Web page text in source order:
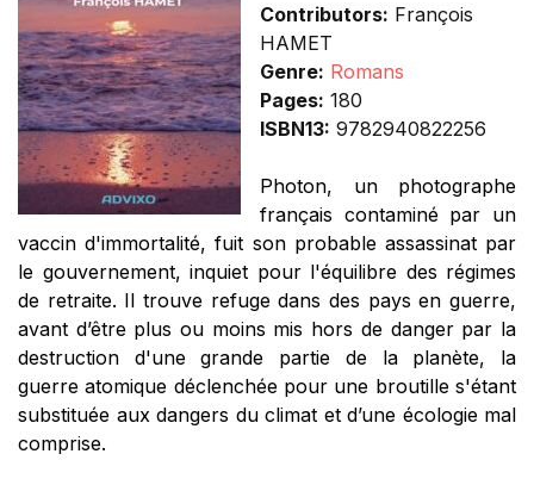
Contributors: François
HAMET
Genre: Romans
Pages: 180
ISBN13: 9782940822256
Photon, un photographe
français contaminé par un
vaccin d'immortalité, fuit son probable assassinat par
le gouvernement, inquiet pour l'équilibre des régimes
de retraite. Il trouve refuge dans des pays en guerre,
avant d’être plus ou moins mis hors de danger par la
destruction d'une grande partie de la planète, la
guerre atomique déclenchée pour une broutille s'étant
substituée aux dangers du climat et d’une écologie mal
comprise.